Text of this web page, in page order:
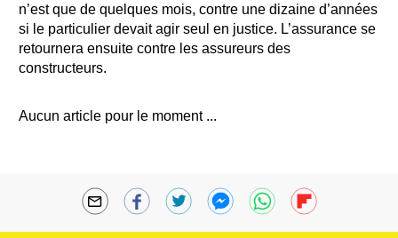
n’est que de quelques mois, contre une dizaine d’années
si le particulier devait agir seul en justice. L’assurance se
retournera ensuite contre les assureurs des
constructeurs.
Aucun article pour le moment ...